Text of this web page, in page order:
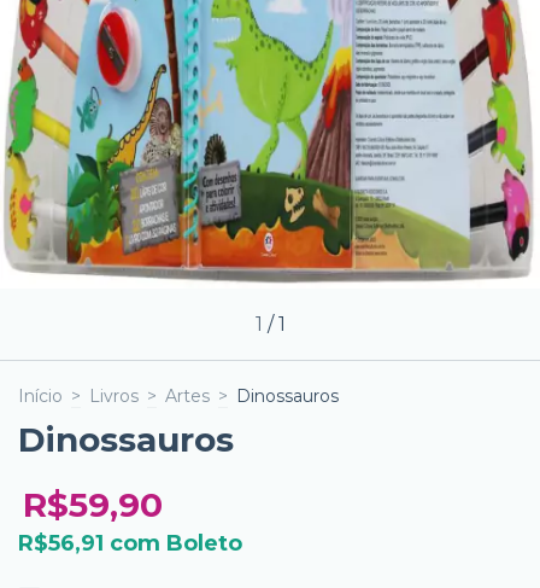
1 /1
Início > Livros > Artes > Dinossauros
Dinossauros
R$59,90
R$56,91 com Boleto